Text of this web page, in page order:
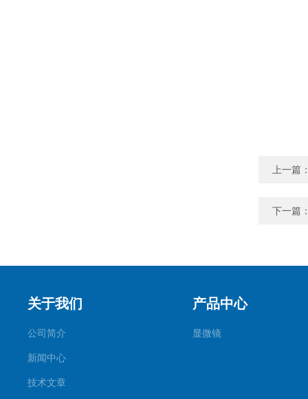
上一篇
下一篇
关于我们
公司简介
新闻中心
技术文章
产品中心
显微镜